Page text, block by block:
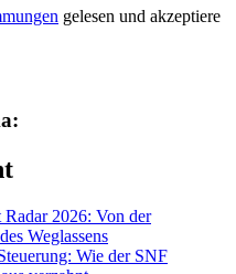
gelesen und akzeptiere
2026: Von der
Weglassens
Wie der SNF